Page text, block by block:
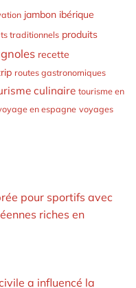
jambon ibérique
traditionnels produits
recette
routes gastronomiques
culinaire tourisme en
en espagne voyages
pour sportifs avec
riches en
a influencé la